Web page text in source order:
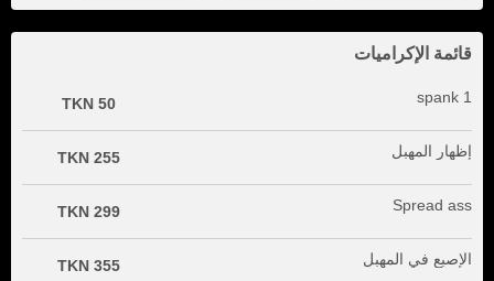
قائمة الإكراميات
1 spank
50 TKN
إظهار المهبل 255 TKN
Spread ass
299 TKN
الإصبع في المهبل 355 TKN